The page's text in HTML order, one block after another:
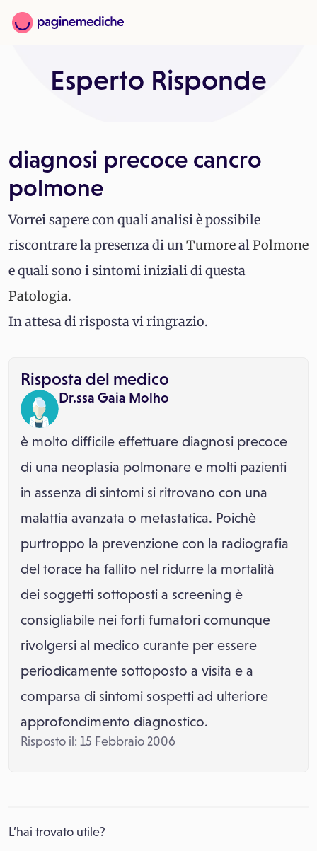
Esperto Risponde
diagnosi precoce cancro
polmone
Vorrei sapere con quali analisi è possibile
riscontrare la presenza di unTumorealPolmone
e quali sono i sintomi iniziali di questa
Patologia.
In attesa di risposta vi ringrazio.
Risposta del medico
Dr.ssa Gaia Molho
è molto difficile effettuare diagnosi precoce
di una neoplasia polmonare e molti pazienti
in assenza di sintomi si ritrovano con una
malattia avanzata o metastatica. Poichè
purtroppo la prevenzione con la radiografia
del torace ha fallito nel ridurre la mortalità
dei soggetti sottoposti a screening è
consigliabile nei forti fumatori comunque
rivolgersi al medico curante per essere
periodicamente sottoposto a visita e a
comparsa di sintomi sospetti ad ulteriore
approfondimento diagnostico.
Risposto il: 15 Febbraio 2006
L’hai trovato utile?